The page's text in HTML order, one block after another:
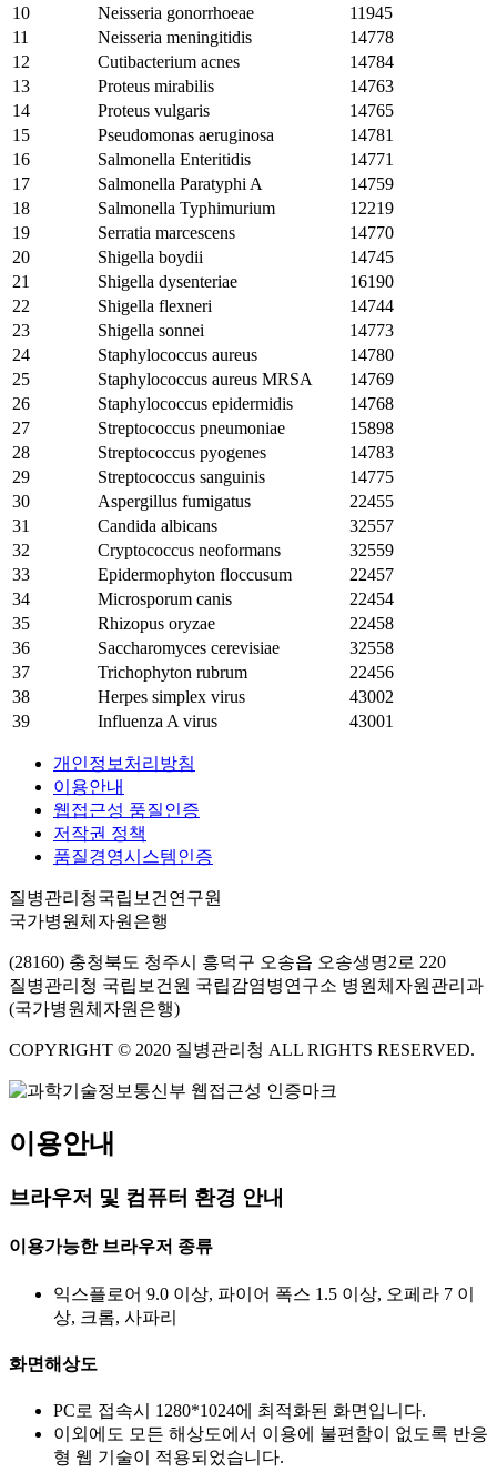
10
Neisseria gonorrhoeae
11945
11
Neisseria meningitidis
14778
12
Cutibacterium acnes
14784
13
Proteus mirabilis
14763
14
Proteus vulgaris
14765
15
Pseudomonas aeruginosa
14781
16
Salmonella Enteritidis
14771
17
Salmonella Paratyphi A
14759
18
Salmonella Typhimurium
12219
19
Serratia marcescens
14770
20
Shigella boydii
14745
21
Shigella dysenteriae
16190
22
Shigella flexneri
14744
23
Shigella sonnei
14773
24
Staphylococcus aureus
14780
25
Staphylococcus aureus MRSA
14769
26
Staphylococcus epidermidis
14768
27
Streptococcus pneumoniae
15898
28
Streptococcus pyogenes
14783
29
Streptococcus sanguinis
14775
30
Aspergillus fumigatus
22455
31
Candida albicans
32557
32
Cryptococcus neoformans
32559
33
Epidermophyton floccusum
22457
34
Microsporum canis
22454
35
Rhizopus oryzae
22458
36
Saccharomyces cerevisiae
32558
37
Trichophyton rubrum
22456
38
Herpes simplex virus
43002
39
Influenza A virus 43001
개인정보처리방침
이용안내
웹접근성 품질인증
저작권 정책
품질경영시스템인증
질병관리청국립보건연구원
국가병원체자원은행
(28160) 충청북도 청주시 흥덕구 오송읍 오송생명2로 220
질병관리청 국립보건원 국립감염병연구소 병원체자원관리과
(국가병원체자원은행)
COPYRIGHT © 2020 질병관리청 ALL RIGHTS RESERVED.
이용안내
브라우저 및 컴퓨터 환경 안내
이용가능한 브라우저 종류
익스플로어 9.0 이상, 파이어 폭스 1.5 이상, 오페라 7 이
상, 크롬, 사파리
화면해상도
PC로 접속시 1280*1024에 최적화된 화면입니다.
이외에도 모든 해상도에서 이용에 불편함이 없도록 반응
형 웹 기술이 적용되었습니다.